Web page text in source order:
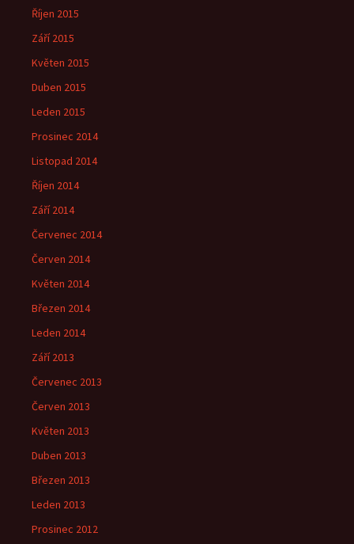
Říjen 2015
Září 2015
Květen 2015
Duben 2015
Leden 2015
Prosinec 2014
Listopad 2014
Říjen 2014
Září 2014
Červenec 2014
Červen 2014
Květen 2014
Březen 2014
Leden 2014
Září 2013
Červenec 2013
Červen 2013
Květen 2013
Duben 2013
Březen 2013
Leden 2013
Prosinec 2012